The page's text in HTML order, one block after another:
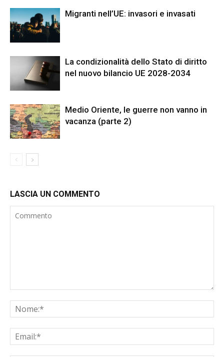
Migranti nell’UE: invasori e invasati
La condizionalità dello Stato di diritto
nel nuovo bilancio UE 2028-2034
Medio Oriente, le guerre non vanno in
vacanza (parte 2)
LASCIA UN COMMENTO